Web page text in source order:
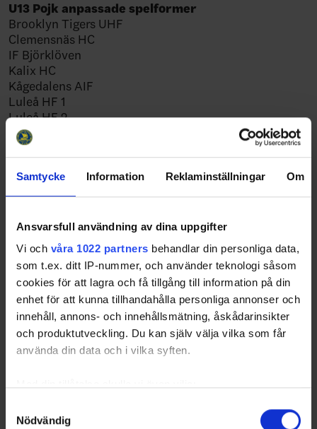
Samtycke Information Reklaminställningar Om
Ansvarsfull användning av dina uppgifter
Vi och våra 1022 partners behandlar din personliga data,
som t.ex. ditt IP-nummer, och använder teknologi såsom
cookies för att lagra och få tillgång till information på din
enhet för att kunna tillhandahålla personliga annonser och
innehåll, annons- och innehållsmätning, åskådarinsikter
och produktutveckling. Du kan själv välja vilka som får
använda din data och i vilka syften.
som kan ha en noggrannhet på upp till flera meter
Nödvändig
U13 Pojk anpassade spelformer
Brooklyn Tigers UHF
Clemensnäs HC
IF Björklöven
Kalix HC
Kågedalens AIF
Luleå HF 1
Luleå HF 2
MoDo Hockey
Piteå HC 1
Sunderby SK 2
Älvsby IF
U12 Flick
Anundsjö IF
Bureå IF
Clemensnäs HC
Höga Kusten Hockey
Kalix HC
KB65 HK
Kiruna IF Ungdom
Luleå Hockey 1
MoDo Hockey 2